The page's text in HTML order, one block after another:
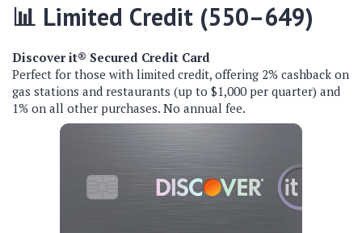
📊 Limited Credit (550–649)
Discover it® Secured Credit Card
Perfect for those with limited credit, offering 2% cashback on
gas stations and restaurants (up to $1,000 per quarter) and
1% on all other purchases. No annual fee.